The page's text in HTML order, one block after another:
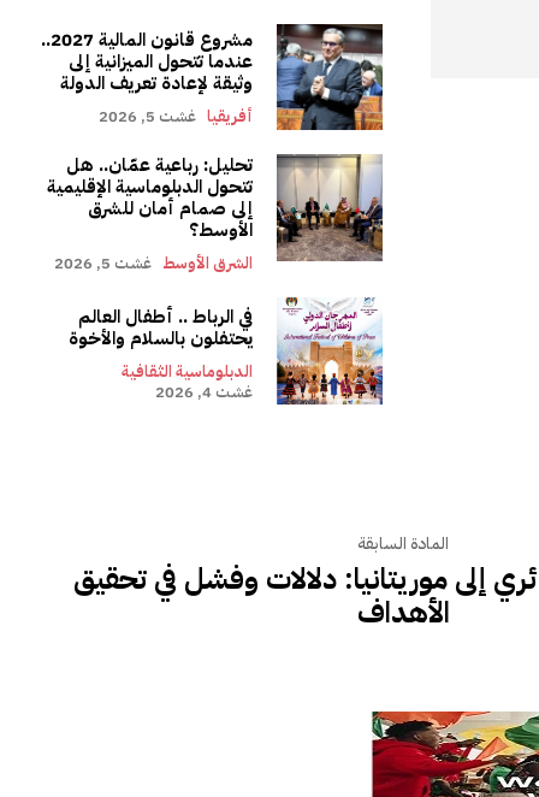
مشروع قانون المالية 2027..
عندما تتحول الميزانية إلى
وثيقة لإعادة تعريف الدولة
أفريقيا غشت 5, 2026
تحليل: رباعية عمّان.. هل
تتحول الدبلوماسية الإقليمية
إلى صمام أمان للشرق
الأوسط؟
الشرق الأوسط غشت 5, 2026
في الرباط .. أطفال العالم
يحتفلون بالسلام والأخوة
الدبلوماسية الثقافية
غشت 4, 2026
المادة السابقة
إلى موريتانيا: دلالات وفشل في تحقيق
الأهداف